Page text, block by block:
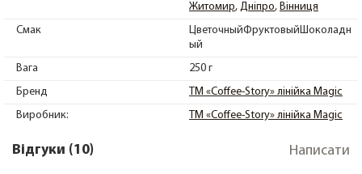
Житомир Дніпро Вінниця
Смак
ЦветочныйФруктовыйШоколадн
ый
Вага
250 г
Бренд
ТМ «Coffee-Story» лінійка Magic
Виробник:
ТМ «Coffee-Story» лінійка Magic
Відгуки (10) Написати